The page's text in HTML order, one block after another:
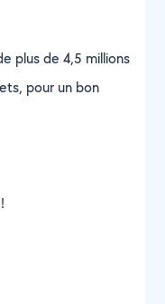
plus de 4,5 millions
pour un bon